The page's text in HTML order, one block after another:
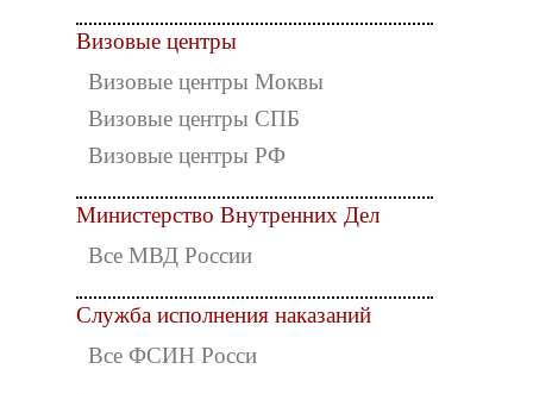
Визовые центры
Визовые центры Моквы
Визовые центры СПБ
Визовые центры РФ
Министерство Внутренних Дел
Все МВД России
Служба исполнения наказаний
Все ФСИН Росси